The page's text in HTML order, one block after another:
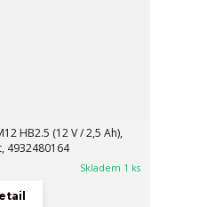
HB2.5 (12 V / 2,5 Ah),
4932480164
Skladem 1 ks